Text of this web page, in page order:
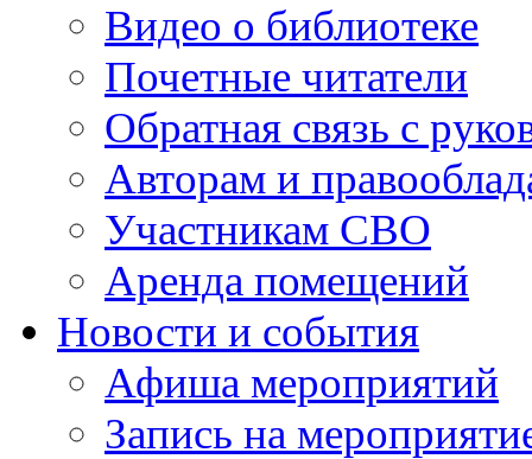
Видео о библиотеке
Почетные читатели
Обратная связь с
Авторам и
Участникам СВО
Аренда помещений
Новости и события
Афиша мероприятий
Запись на